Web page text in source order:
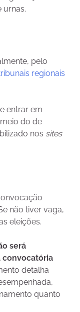
urnas.
pelo
regionais
entrar em
do de
nos sites
não tiver vaga,
eleições.
será
convocatória
detalha
quanto